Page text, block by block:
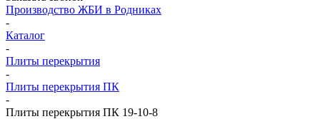
Производство ЖБИ в Родниках
-
Каталог
-
Плиты перекрытия
-
Плиты перекрытия ПК
-
Плиты перекрытия ПК 19-10-8